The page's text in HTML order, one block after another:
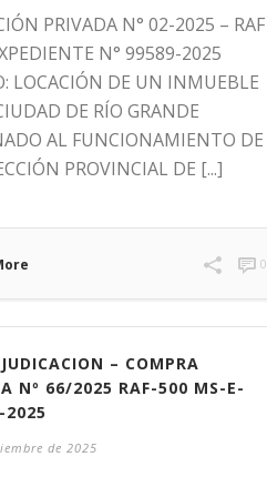
PRIVADA N° 02-2025 – RAF
N° 99589-2025
LOCACIÓN DE UN INMUEBLE
DE RÍO GRANDE
AL FUNCIONAMIENTO DE
PROVINCIAL DE [...]
0
– COMPRA
Nº 66/2025 RAF-500 MS-E-
2025
de 2025